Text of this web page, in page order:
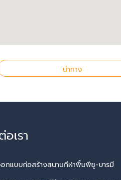
นำทาง
เรา
กแบบก่อสร้างสนามกีฬาพื้นพียู-บารมี